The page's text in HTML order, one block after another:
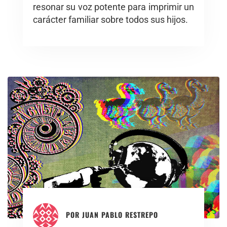
resonar su voz potente para imprimir un
carácter familiar sobre todos sus hijos.
POR JUAN PABLO RESTREPO